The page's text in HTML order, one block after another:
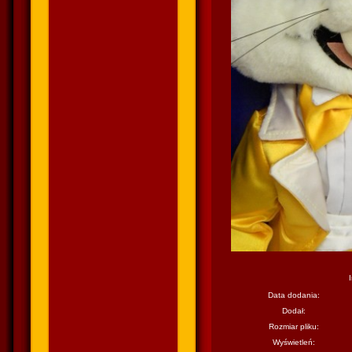
Data dodania:
Dodał:
Rozmiar pliku:
Wyświetleń: